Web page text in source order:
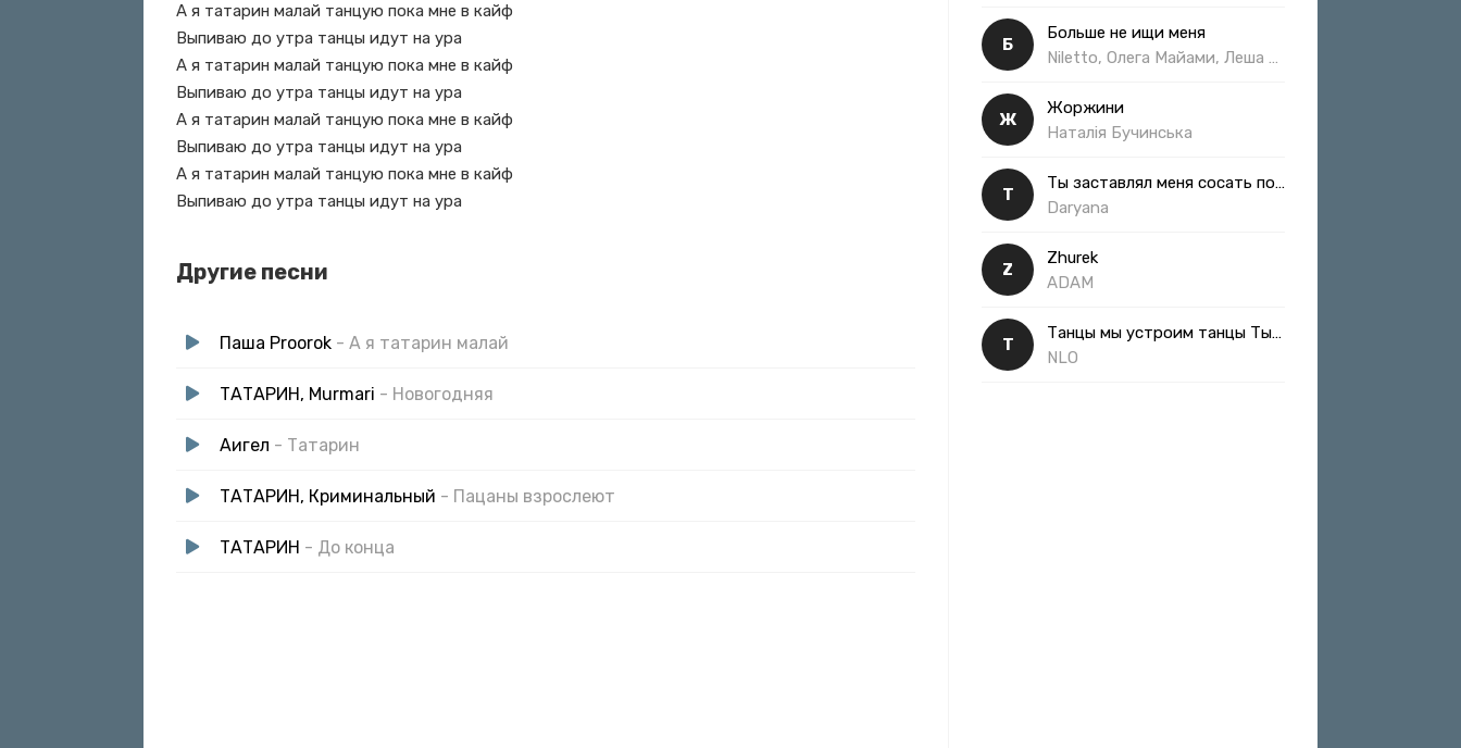
А я татарин малай танцую пока мне в кайф
Выпиваю до утра танцы идут на ура
А я татарин малай танцую пока мне в кайф
Выпиваю до утра танцы идут на ура
А я татарин малай танцую пока мне в кайф
Выпиваю до утра танцы идут на ура
А я татарин малай танцую пока мне в кайф
Выпиваю до утра танцы идут на ура
Другие песни
Паша Proorok - А я татарин малай
ТАТАРИН, Murmari - Новогодняя
Аигел - Татарин
ТАТАРИН, Криминальный - Пацаны взрослеют
ТАТАРИН - До конца
Б
Больше не ищи меня
Ж
Жоржини
Наталія Бучинська
Т
Ты заставлял меня сосать полная
Daryana
Z
Zhurek
ADAM
Т
Танцы мы устроим танцы Ты такая классная
NLO